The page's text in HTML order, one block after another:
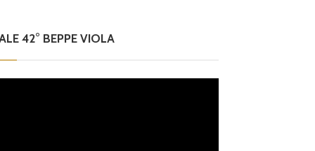
42° BEPPE VIOLA